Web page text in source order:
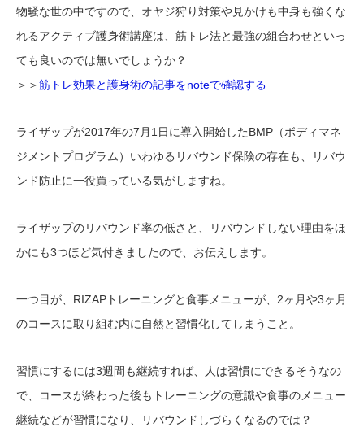
物騒な世の中ですので、オヤジ狩り対策や見かけも中身も強くな
れるアクティブ護身術講座は、筋トレ法と最強の組合わせといっ
ても良いのでは無いでしょうか？
＞＞筋トレ効果と護身術の記事をnoteで確認する
ライザップが2017年の7月1日に導入開始したBMP（ボディマネ
ジメントプログラム）いわゆるリバウンド保険の存在も、リバウ
ンド防止に一役買っている気がしますね。
ライザップのリバウンド率の低さと、リバウンドしない理由をほ
かにも3つほど気付きましたので、お伝えします。
一つ目が、RIZAPトレーニングと食事メニューが、2ヶ月や3ヶ月
のコースに取り組む内に自然と習慣化してしまうこと。
習慣にするには3週間も継続すれば、人は習慣にできるそうなの
で、コースが終わった後もトレーニングの意識や食事のメニュー
継続などが習慣になり、リバウンドしづらくなるのでは？